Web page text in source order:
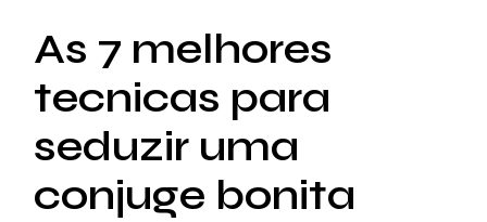
As 7 melhores
tecnicas para
seduzir uma
conjuge bonita